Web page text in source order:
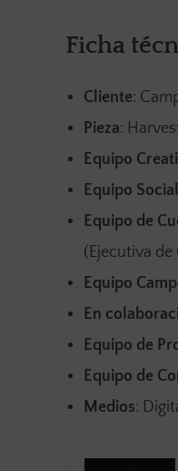
Ficha
Cliente:
Pieza:
Equipo
Equipo
Equipo de
(Ejecutiva de
Equipo
En
Equipo de
Equipo de
Medios: